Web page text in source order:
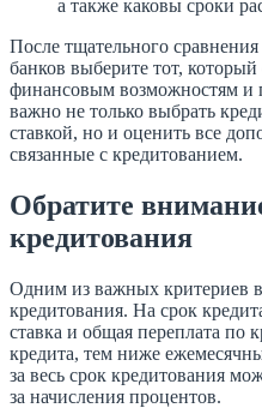
а также каковы сроки
После тщательного
банков выберите тот,
финансовым возможностям и
важно не только выбрать
ставкой, но и оценить все
связанные с кредитованием.
Обратите
кредитования
Одним из важных критериев
кредитования. На срок
ставка и общая переплата по
кредита, тем ниже
за весь срок кредитования
за начисления процентов.